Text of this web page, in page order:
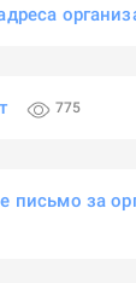
775
письмо за